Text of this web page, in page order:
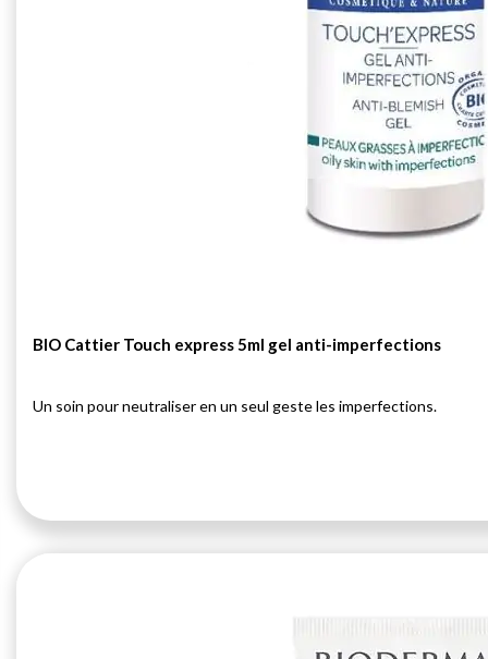
BIO Cattier Touch express 5ml gel anti-imperfections
Un soin pour neutraliser en un seul geste les imperfections.